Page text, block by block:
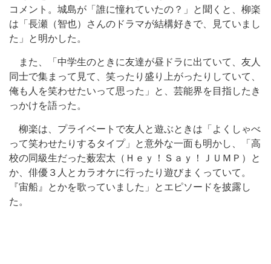
コメント。城島が「誰に憧れていたの？」と聞くと、柳楽
は「長瀬（智也）さんのドラマが結構好きで、見ていまし
た」と明かした。
また、「中学生のときに友達が昼ドラに出ていて、友人
同士で集まって見て、笑ったり盛り上がったりしていて、
俺も人を笑わせたいって思った」と、芸能界を目指したき
っかけを語った。
柳楽は、プライベートで友人と遊ぶときは「よくしゃべ
って笑わせたりするタイプ」と意外な一面も明かし、「高
校の同級生だった薮宏太（Ｈｅｙ！Ｓａｙ！ＪＵＭＰ）と
か、俳優３人とカラオケに行ったり遊びまくっていて。
『宙船』とかを歌っていました」とエピソードを披露し
た。